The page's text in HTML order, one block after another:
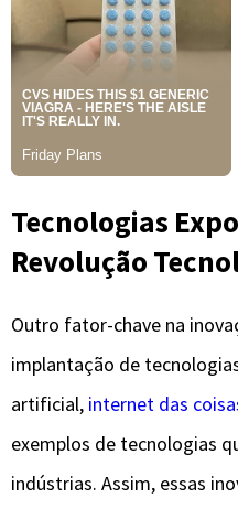
Tecnologias
Revolução
Outro fator-chave na
implantação de
artificial, internet das
exemplos de tecnologias
indústrias. Assim, essas